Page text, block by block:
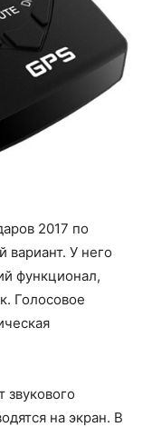
2017 по
У него
функционал,
Голосовое
звукового
на экран. В